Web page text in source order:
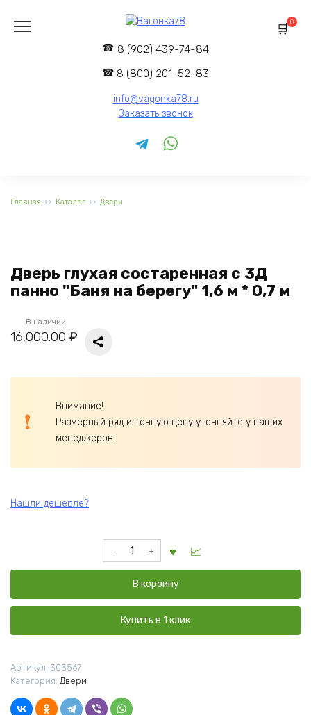
содержанию
8 (902) 439-74-84
8 (800) 201-52-83
info@vagonka78.ru
Заказать звонок
0
Главная Каталог Двери
Дверь глухая состаренная с 3Д
панно "Баня на берегу" 1,6 м * 0,7 м
В наличии
16,000.00 ₽
Внимание!
Размерный ряд и точную цену уточняйте у наших
менеджеров.
Нашли дешевле?
Количество
товара
состаренная
3Д
1,6
В корзину
Купить в 1 клик
Артикул: 303567
Категория: Двери